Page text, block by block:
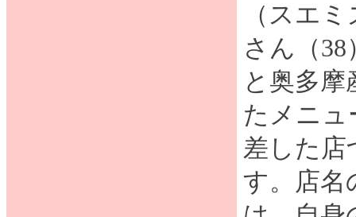
（スエ
さん（
と奥多摩
たメニュ
差した店
す。店名